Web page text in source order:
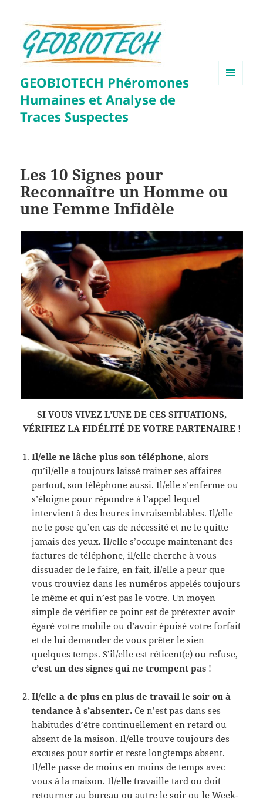
GEOBIOTECH Phéromones
Humaines et Analyse de
Traces Suspectes
Les 10 Signes pour
Reconnaître un Homme ou
une Femme Infidèle
SI VOUS VIVEZ L’UNE DE CES SITUATIONS,
VÉRIFIEZ LA FIDÉLITÉ DE VOTRE PARTENAIRE!
Il/elle ne lâche plus son téléphone, alors
qu’il/elle a toujours laissé trainer ses affaires
partout, son téléphone aussi. Il/elle s’enferme ou
s’éloigne pour répondre à l’appel lequel
intervient à des heures invraisemblables. Il/elle
ne le pose qu’en cas de nécessité et ne le quitte
jamais des yeux. Il/elle s’occupe maintenant des
factures de téléphone, il/elle cherche à vous
dissuader de le faire, en fait, il/elle a peur que
vous trouviez dans les numéros appelés toujours
le même et qui n’est pas le votre. Un moyen
simple de vérifier ce point est de prétexter avoir
égaré votre mobile ou d’avoir épuisé votre forfait
et de lui demander de vous prêter le sien
quelques temps. S’il/elle est réticent(e) ou refuse,
c’est un des signes qui ne trompent pas !
Il/elle a de plus en plus de travail le soir ou à
tendance à s’absenter. Ce n’est pas dans ses
habitudes d’être continuellement en retard ou
absent de la maison. Il/elle trouve toujours des
excuses pour sortir et reste longtemps absent.
Il/elle passe de moins en moins de temps avec
vous à la maison. Il/elle travaille tard ou doit
retourner au bureau ou autre le soir ou le Week-